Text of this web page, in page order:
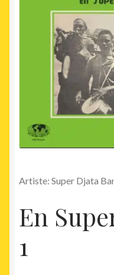
Artiste: Super Djata
En
1